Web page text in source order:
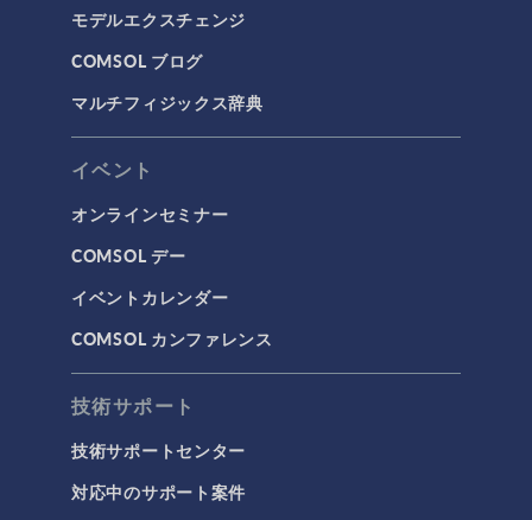
モデルエクスチェンジ
COMSOL ブログ
マルチフィジックス辞典
イベント
オンラインセミナー
COMSOL デー
イベントカレンダー
COMSOL カンファレンス
技術サポート
技術サポートセンター
対応中のサポート案件